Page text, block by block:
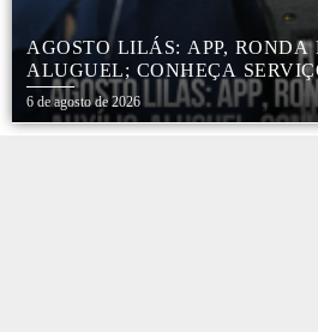
AGOSTO LILÁS: APP,
ALUGUEL; CONHEÇA
PROTEÇÃO ÀS MULHERES
6 de agosto de 2026